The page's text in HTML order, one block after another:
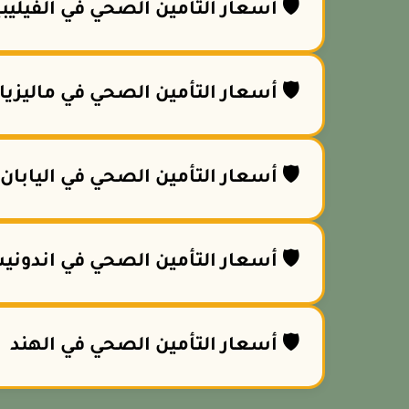
🛡️ أسعار التأمين الصحي في
🛡️ أسعار التأمين الصحي في ماليزيا
🛡️ أسعار التأمين الصحي في اليابان
🛡️ أسعار التأمين الصحي في
🛡️ أسعار التأمين الصحي في الهند